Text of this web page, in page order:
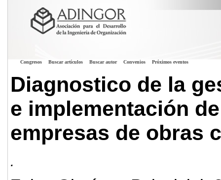
Congresos Buscar artículos Buscar autor Convenios Próximos eventos
Diagnostico de la
e implementación
empresas de obras
.